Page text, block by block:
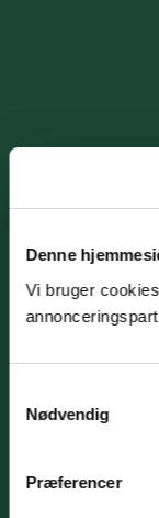
Denne
Vi bruger
Nødvendig
Præferencer